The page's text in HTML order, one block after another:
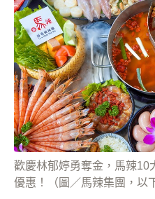
歡慶林郁婷勇奪金，馬辣10
優惠！（圖／馬辣集團，以